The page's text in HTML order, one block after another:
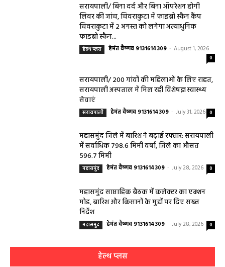
सरायपाली/ बिना दर्द और बिना ऑपरेशन होगी
लिवर की जांच, चिवराकुटा में फाइब्रो स्कैन कैंप
चिवराकुटा में 2 अगस्त को लगेगा अत्याधुनिक
फाइब्रो स्कैन...
हेल्थ प्लस हेमंत वैष्णव 9131614309 - August 1, 2026
0
सरायपाली/ 200 गांवों की महिलाओं के लिए राहत,
सरायपाली अस्पताल में मिल रही विशेषज्ञ स्वास्थ्य
सेवाएं
सरायपाली हेमंत वैष्णव 9131614309 - July 31, 2026 0
महासमुंद जिले में बारिश ने बढ़ाई रफ्तार: सरायपाली
में सर्वाधिक 798.6 मिमी वर्षा, जिले का औसत
596.7 मिमी
महासमुंद हेमंत वैष्णव 9131614309 - July 28, 2026 0
महासमुंद साप्ताहिक बैठक में कलेक्टर का एक्शन
मोड, बारिश और किसानों के मुद्दों पर दिए सख्त
निर्देश
महासमुंद हेमंत वैष्णव 9131614309 - July 28, 2026 0
हेल्थ प्लस